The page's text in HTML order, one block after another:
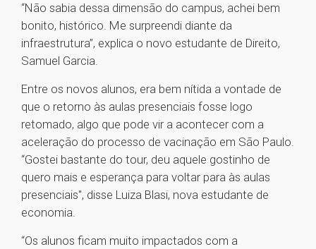
“Não sabia dessa dimensão do campus, achei bem
bonito, histórico. Me surpreendi diante da
infraestrutura”, explica o novo estudante de Direito,
Samuel Garcia.
Entre os novos alunos, era bem nítida a vontade de
que o retorno às aulas presenciais fosse logo
retomado, algo que pode vir a acontecer com a
aceleração do processo de vacinação em São Paulo.
“Gostei bastante do tour, deu aquele gostinho de
quero mais e esperança para voltar para às aulas
presenciais", disse Luiza Blasi, nova estudante de
economia.
“Os alunos ficam muito impactados com a